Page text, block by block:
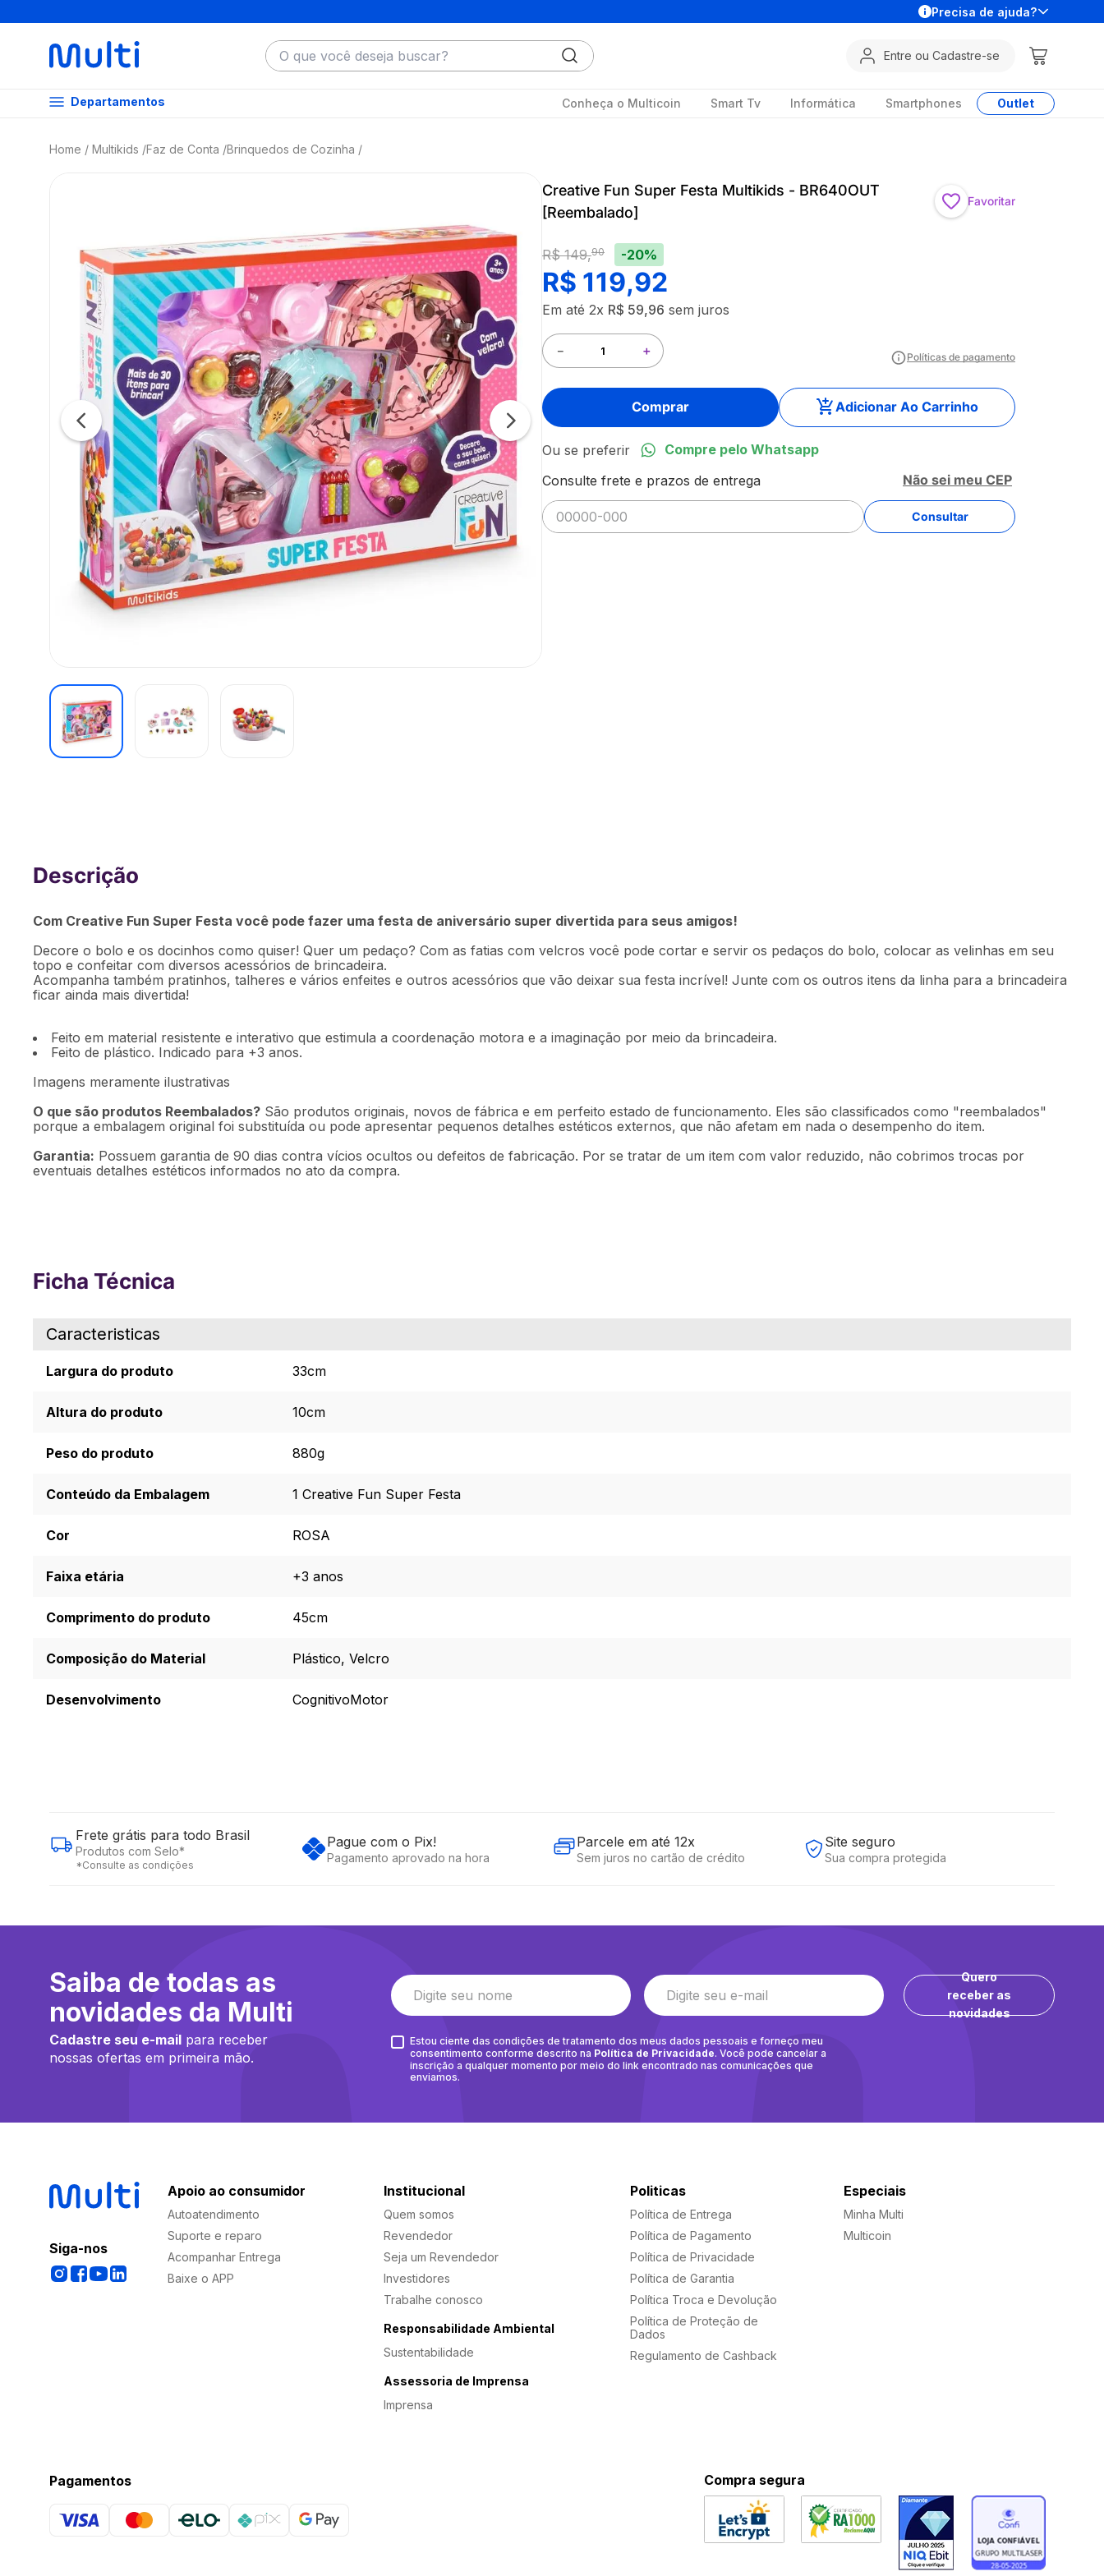
Precisa de ajuda?
O que você deseja buscar?
Entre ou Cadastre-se
Departamentos Conheça o Multicoin Smart Tv Informática Smartphones Outlet
Multikids Faz de Conta Brinquedos de Cozinha
Creative Fun Super Festa Multikids - BR640OUT
[Reembalado]
Favoritar
R$ 149,90 -20%
R$ 119,92
Em até 2x R$ 59,96 sem juros
＋
－ Políticas de pagamento
Comprar Adicionar Ao Carrinho
Compre pelo Whatsapp
Não sei meu CEP
[Reembalado]
Com Creative Fun Super Festa você pode fazer uma festa de aniversário super divertida para seus amigos!
Decore o bolo e os docinhos como quiser! Quer um pedaço? Com as fatias com velcros você pode cortar e servir os pedaços do bolo, colocar as velinhas em seu
topo e confeitar com diversos acessórios de brincadeira.
Acompanha também pratinhos, talheres e vários enfeites e outros acessórios que vão deixar sua festa incrível! Junte com os outros itens da linha para a brincadeira
ficar ainda mais divertida!
Feito em material resistente e interativo que estimula a coordenação motora e a imaginação por meio da brincadeira.
Feito de plástico. Indicado para +3 anos.
Imagens meramente ilustrativas
O que são produtos Reembalados? São produtos originais, novos de fábrica e em perfeito estado de funcionamento. Eles são classificados como "reembalados"
porque a embalagem original foi substituída ou pode apresentar pequenos detalhes estéticos externos, que não afetam em nada o desempenho do item.
Garantia: Possuem garantia de 90 dias contra vícios ocultos ou defeitos de fabricação. Por se tratar de um item com valor reduzido, não cobrimos trocas por
eventuais detalhes estéticos informados no ato da compra.
Ficha Técnica
Caracteristicas
Largura do produto 33cm
Altura do produto 10cm
Peso do produto 880g
Conteúdo da Embalagem 1 Creative Fun Super Festa
Cor ROSA
Faixa etária +3 anos
Comprimento do produto 45cm
Composição do Material Plástico, Velcro
Desenvolvimento CognitivoMotor
Frete grátis para todo Brasil
Produtos com Selo*
*Consulte as condições
Pague com o Pix!
Pagamento aprovado na hora
Parcele em até 12x
Sem juros no cartão de crédito
Site seguro
Sua compra protegida
Saiba de todas as
novidades da Multi
Cadastre seu e-mail para receber
nossas ofertas em primeira mão.
Quero
receber as
novidades
Estou ciente das condições de tratamento dos meus dados pessoais e forneço meu
consentimento conforme descrito na Política de Privacidade. Você pode cancelar a
inscrição a qualquer momento por meio do link encontrado nas comunicações que
enviamos.
Siga-nos
Apoio ao consumidor
Autoatendimento
Suporte e reparo
Acompanhar Entrega
Baixe o APP
Institucional
Quem somos
Revendedor
Seja um Revendedor
Investidores
Trabalhe conosco
Responsabilidade Ambiental
Sustentabilidade
Assessoria de Imprensa
Imprensa
Politicas
Política de Entrega
Política de Pagamento
Política de Privacidade
Política de Garantia
Política Troca e Devolução
Política de Proteção de
Dados
Regulamento de Cashback
Especiais
Minha Multi
Multicoin
Pagamentos Compra segura